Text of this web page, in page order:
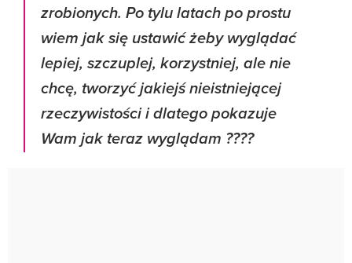
zrobionych. Po tylu latach po prostu
wiem jak się ustawić żeby wyglądać
lepiej, szczuplej, korzystniej, ale nie
chcę, tworzyć jakiejś nieistniejącej
rzeczywistości i dlatego pokazuje
Wam jak teraz wyglądam ????